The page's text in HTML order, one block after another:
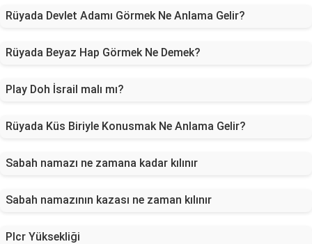
Rüyada Devlet Adamı Görmek Ne Anlama Gelir?
Rüyada Beyaz Hap Görmek Ne Demek?
Play Doh İsrail malı mı?
Rüyada Küs Biriyle Konusmak Ne Anlama Gelir?
Sabah namazı ne zamana kadar kılınır
Sabah namazının kazası ne zaman kılınır
Plcr Yüksekliği